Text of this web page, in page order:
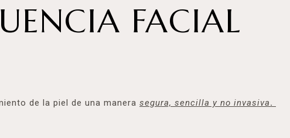
FACIAL
de la piel de una manera segura, sencilla y no invasiva.